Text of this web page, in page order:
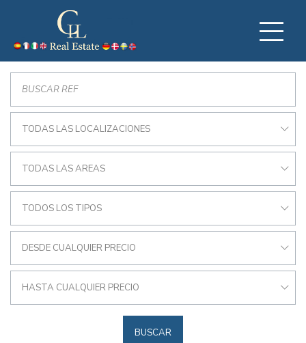
TODAS LAS LOCALIZACIONES
TODAS LAS AREAS
TODOS LOS TIPOS
DESDE CUALQUIER PRECIO
HASTA CUALQUIER PRECIO
BUSCAR